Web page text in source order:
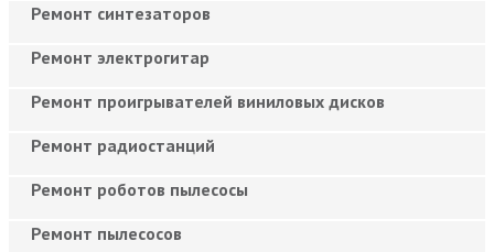
Ремонт синтезаторов
Ремонт электрогитар
Ремонт проигрывателей виниловых дисков
Ремонт радиостанций
Ремонт роботов пылесосы
Ремонт пылесосов